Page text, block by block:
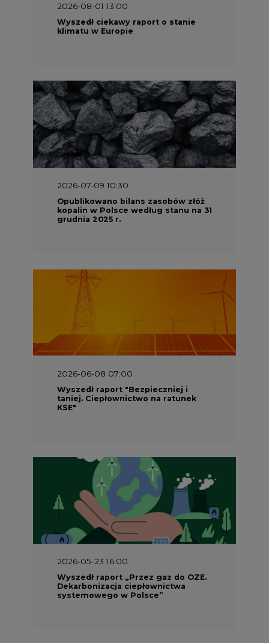
2026-08-01 13:00
Wyszedł ciekawy raport o stanie
klimatu w Europie
2026-07-09 10:30
Opublikowano bilans zasobów złóż
kopalin w Polsce według stanu na 31
grudnia 2025 r.
2026-06-08 07:00
Wyszedł raport "Bezpieczniej i
taniej. Ciepłownictwo na ratunek
KSE"
2026-05-23 16:00
Wyszedł raport „Przez gaz do OZE.
Dekarbonizacja ciepłownictwa
systemowego w Polsce”